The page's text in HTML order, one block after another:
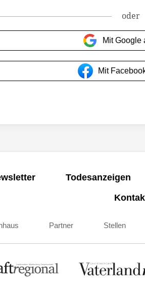
oder
Mit Google
Mit
Todesanzeigen
Partner Stellen